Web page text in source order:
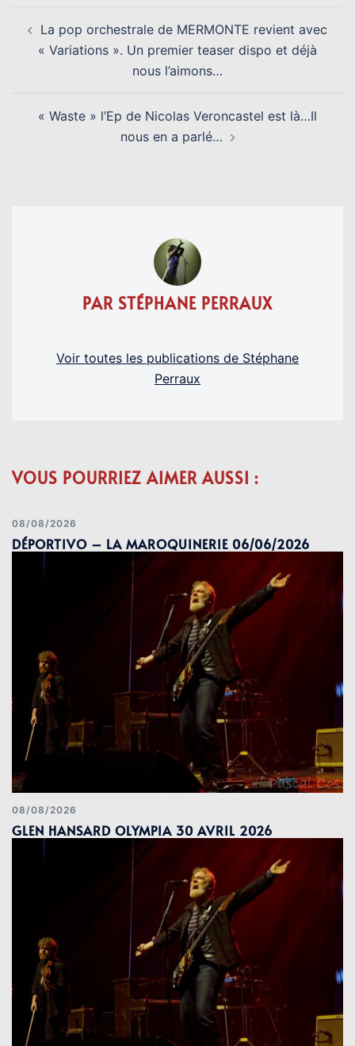
D’ARTICLE
La pop orchestrale de MERMONTE revient avec
« Variations ». Un premier teaser dispo et déjà
nous l’aimons…
« Waste » l’Ep de Nicolas Veroncastel est là…Il
nous en a parlé…
PAR STÉPHANE PERRAUX
Voir toutes les publications de Stéphane
Perraux
VOUS POURRIEZ AIMER AUSSI :
08/08/2026
DÉPORTIVO – LA MAROQUINERIE 06/06/2026
08/08/2026
GLEN HANSARD OLYMPIA 30 AVRIL 2026